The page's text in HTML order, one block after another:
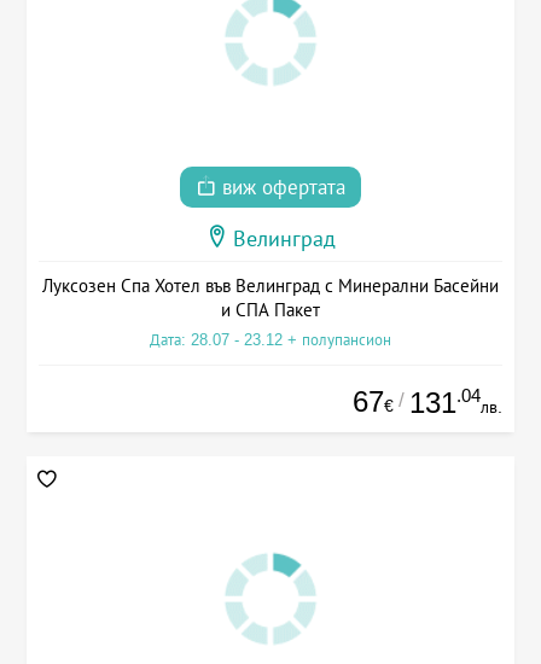
виж офертата
Велинград
Луксозен Спа Хотел във Велинград с Минерални Басейни
и СПА Пакет
Дата: 28.07 - 23.12 + полупансион
67€ / 131.04
лв.